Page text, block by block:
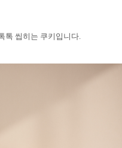
톡 씹히는 쿠키입니다.